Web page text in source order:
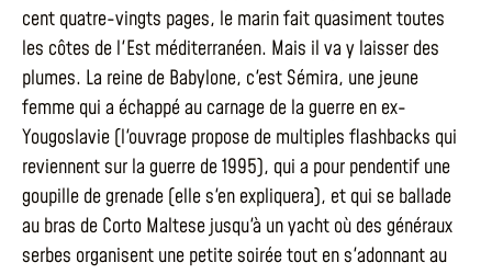
cent quatre-vingts pages, le marin fait quasiment toutes
les côtes de l'Est méditerranéen. Mais il va y laisser des
plumes. La reine de Babylone, c'est Sémira, une jeune
femme qui a échappé au carnage de la guerre en ex-
Yougoslavie (l'ouvrage propose de multiples flashbacks qui
reviennent sur la guerre de 1995), qui a pour pendentif une
goupille de grenade (elle s'en expliquera), et qui se ballade
au bras de Corto Maltese jusqu'à un yacht où des généraux
serbes organisent une petite soirée tout en s'adonnant au